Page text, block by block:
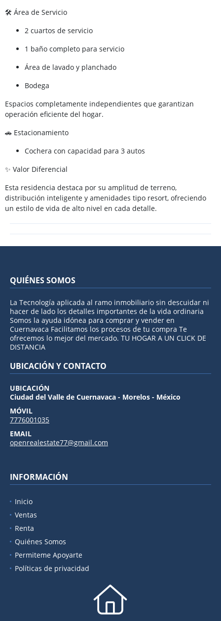
🛠 Área de Servicio
2 cuartos de servicio
1 baño completo para servicio
Área de lavado y planchado
Bodega
Espacios completamente independientes que garantizan
operación eficiente del hogar.
🚗 Estacionamiento
Cochera con capacidad para 3 autos
✨ Valor Diferencial
Esta residencia destaca por su amplitud de terreno,
distribución inteligente y amenidades tipo resort, ofreciendo
un estilo de vida de alto nivel en cada detalle.
QUIÉNES SOMOS
La Tecnología aplicada al ramo inmobiliario sin descuidar ni
hacer de lado los detalles importantes de la vida ordinaria
Somos la ayuda idónea para comprar y vender en
Cuernavaca Facilitamos los procesos de tu compra Te
ofrecemos lo mejor del mercado. TU HOGAR A UN CLICK DE
DISTANCIA
UBICACIÓN Y CONTACTO
UBICACIÓN
Ciudad del Valle de Cuernavaca - Morelos - México
MÓVIL
7776001035
EMAIL
openrealestate77@gmail.com
INFORMACIÓN
Inicio
Ventas
Renta
Quiénes Somos
Permiteme Apoyarte
Políticas de privacidad